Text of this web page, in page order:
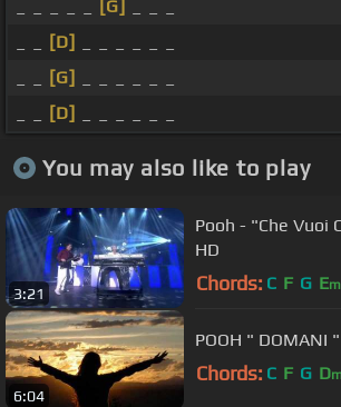
[G]
[D]
[G]
[D]
You may also like to play
3:21
Pooh - "Che Vuoi
HD
Chords: C F G Em
6:04
POOH " DOMANI "
Chords: C F G D